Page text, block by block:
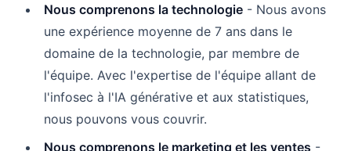
Nous comprenons la technologie - Nous avons
une expérience moyenne de 7 ans dans le
domaine de la technologie, par membre de
l'équipe. Avec l'expertise de l'équipe allant de
l'infosec à l'IA générative et aux statistiques,
nous pouvons vous couvrir.
Nous comprenons le marketing et les ventes -